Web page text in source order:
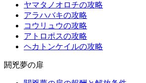
ヤマタノオロチの攻略
アラハバキの攻略
コウリュウの攻略
アトロポスの攻略
ヘカトンケイルの攻略
閼兇夢の扉